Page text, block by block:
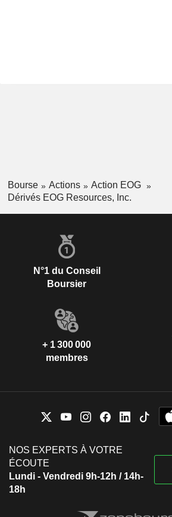
Bourse Actions
Action EOG
Dérivés EOG Resources, Inc.
N°1 du Conseil
Boursier
+ 1 300 000
membres
NOS EXPERTS À VOTRE
ÉCOUTE
Lundi - Vendredi 9h-12h / 14h-
18h